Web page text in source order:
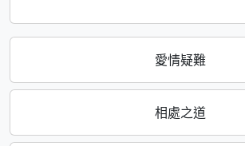
愛情疑難
相處之道